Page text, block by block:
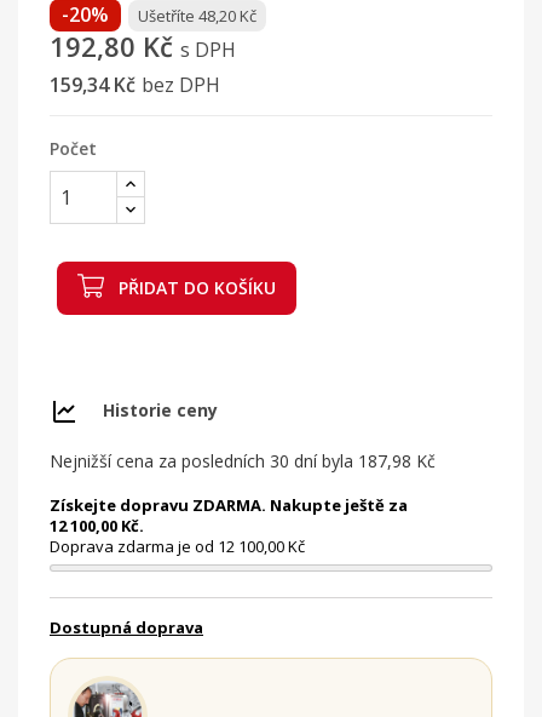
-20% Ušetříte 48,20 Kč
192,80 Kč s DPH
159,34 Kč bez DPH
Počet
PŘIDAT DO KOŠÍKU
Historie ceny
Nejnižší cena za posledních 30 dní byla 187,98 Kč
Získejte dopravu ZDARMA. Nakupte ještě za
12 100,00 Kč.
Doprava zdarma je od 12 100,00 Kč
Dostupná doprava